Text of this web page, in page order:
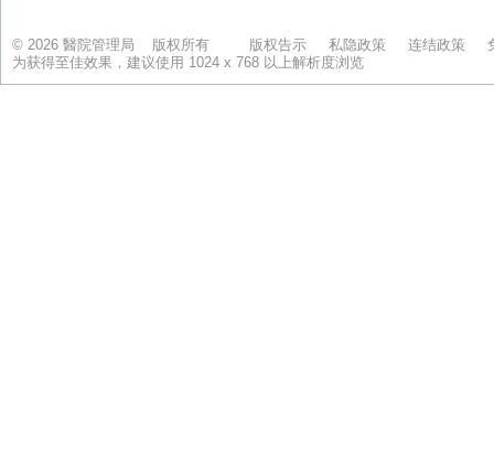
© 2026 醫院管理局 版权所有 版权告示 私隐政策 连结政策
为获得至佳效果，建议使用 1024 x 768 以上解析度浏览